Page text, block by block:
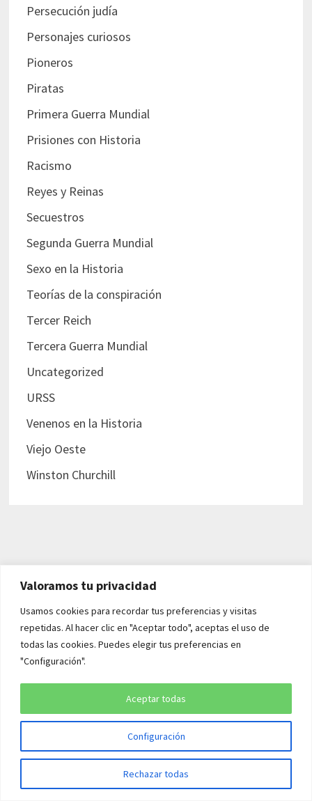
Valoramos tu privacidad
Usamos cookies para recordar tus preferencias y visitas
repetidas. Al hacer clic en "Aceptar todo", aceptas el uso de
todas las cookies. Puedes elegir tus preferencias en
"Configuración".
Configuración
Rechazar todas
Aceptar todas
Persecución judía
Personajes curiosos
Pioneros
Piratas
Primera Guerra Mundial
Prisiones con Historia
Racismo
Reyes y Reinas
Secuestros
Segunda Guerra Mundial
Sexo en la Historia
Teorías de la conspiración
Tercer Reich
Tercera Guerra Mundial
Uncategorized
URSS
Venenos en la Historia
Viejo Oeste
Winston Churchill
AVISO LEGAL Y POLÍTICAS
Aviso legal
Política de cookies
¡QUÉ HISTORIA!. Funciona con
Bam.